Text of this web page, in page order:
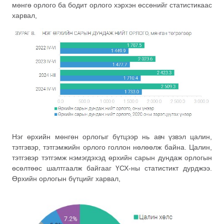
мөнгө орлого ба бодит орлого хэрхэн өссөнийг статистикаас
харвал,
Нэг өрхийн мөнгөн орлогыг бүтцээр нь авч үзвэл цалин,
тэтгэвэр, тэтгэмжийн орлого голлон нөлөөлж байна. Цалин,
тэтгэвэр тэтгэмж нэмэгдэхэд өрхийн сарын дундаж орлогын
өсөлтөөс шалтгаалж байгааг ҮСХ-ны статистикт дурджээ.
Өрхийн орлогын бүтцийг харвал,